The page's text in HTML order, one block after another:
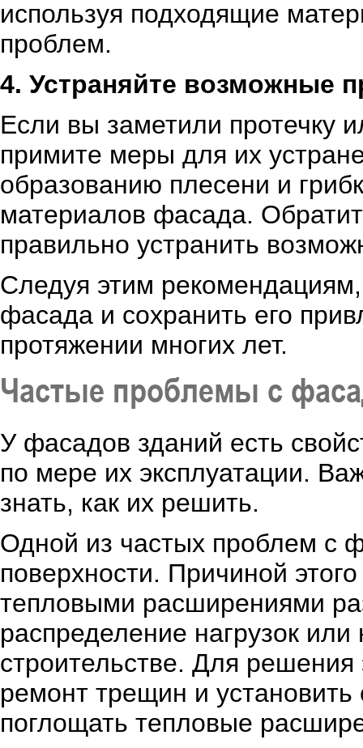
используя подходящие
проблем.
4. Устраняйте возможные
Если вы заметили протечку
примите меры для их
образованию плесени и
материалов фасада.
правильно устранить
Следуя этим
фасада и сохранить его
протяжении многих лет.
Частые проблемы с
У фасадов зданий есть
по мере их эксплуатации.
знать, как их решить.
Одной из частых проблем с
поверхности. Причиной
тепловыми расширениями
распределение нагрузок
строительстве. Для
ремонт трещин и
поглощать тепловые